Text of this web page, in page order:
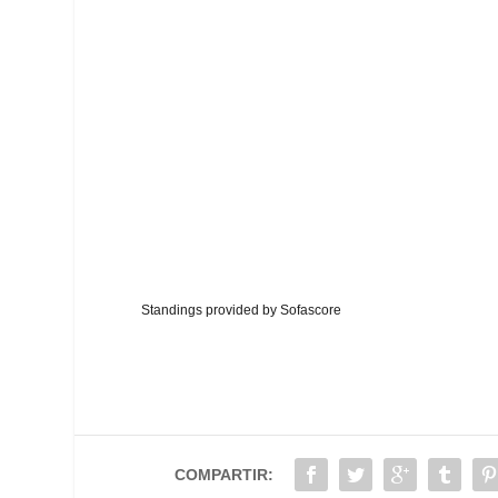
Standings provided bySofascore
COMPARTIR: